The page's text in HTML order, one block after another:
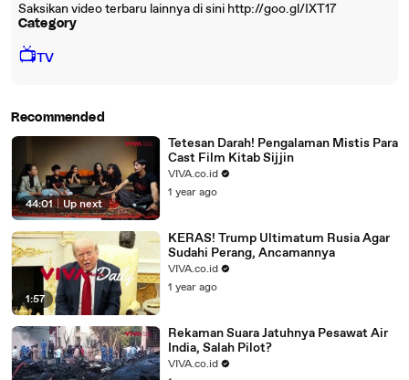
Saksikan video terbaru lainnya di sini http://goo.gl/IXT17
Category
📺TV
Recommended
44:01 | Up next
Tetesan Darah! Pengalaman Mistis Para
Cast Film Kitab Sijjin
VIVA.co.id
1 year ago
1:57
KERAS! Trump Ultimatum Rusia Agar
Sudahi Perang, Ancamannya
VIVA.co.id
1 year ago
Rekaman Suara Jatuhnya Pesawat Air
India, Salah Pilot?
VIVA.co.id